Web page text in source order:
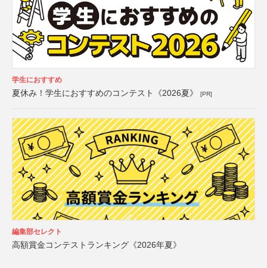
学生におすすめ
夏休み！学生におすすめのコンテスト《2026夏》 [PR]
編集部セレクト
高額賞金コンテストランキング《2026年夏》